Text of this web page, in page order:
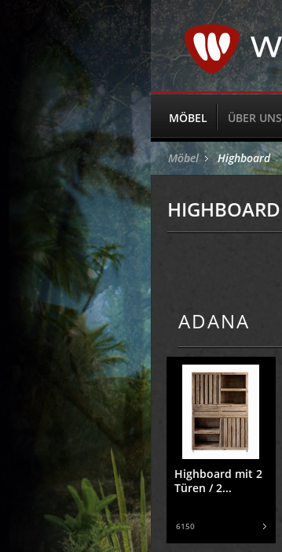
MÖBEL ÜBER UNS
Möbel Highboard
HIGHBOARD
ADANA
Highboard mit 2
Türen / 2...
6150